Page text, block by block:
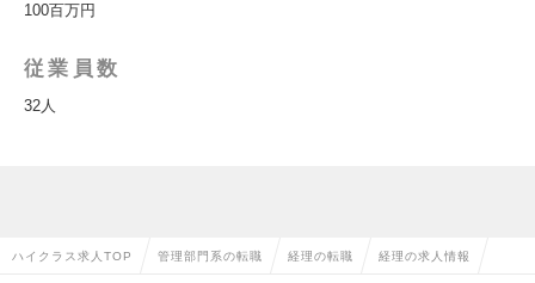
100百万円
従業員数
32人
ハイクラス求人TOP 管理部門系の転職 経理の転職 経理の求人情報